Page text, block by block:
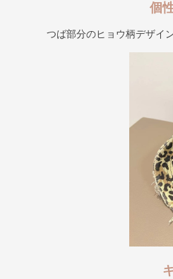
個
つば部分のヒョウ柄デザイ